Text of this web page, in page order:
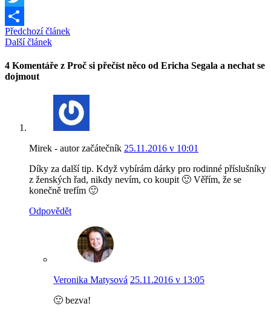
Twitter
Share
Předchozí článek
Další článek
4 Komentáře z Proč si přečíst něco od Ericha Segala a nechat se
dojmout
Mirek - autor začátečník 25.11.2016 v 10:01
Díky za další tip. Když vybírám dárky pro rodinné příslušníky
z ženských řad, nikdy nevím, co koupit 🙂 Věřím, že se
konečně trefím 🙂
Odpovědět
Veronika Matysová 25.11.2016 v 13:05
🙂 bezva!